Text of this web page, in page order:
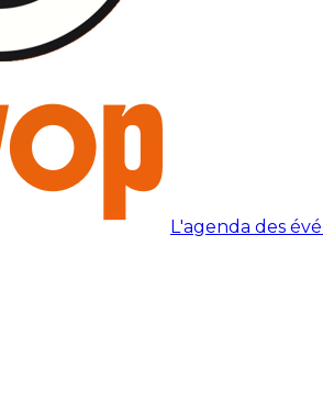
L'agenda des